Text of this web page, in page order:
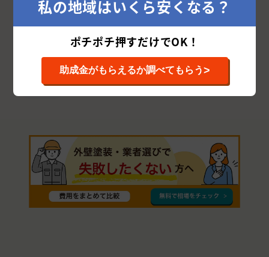
泉大津市 南河内郡
高石市
豊能郡 大阪狭山市
三島郡
泉北郡
私の地域はいくら安くなる？
ポチポチ押すだけでOK！
助成金がもらえるか調べてもらう>